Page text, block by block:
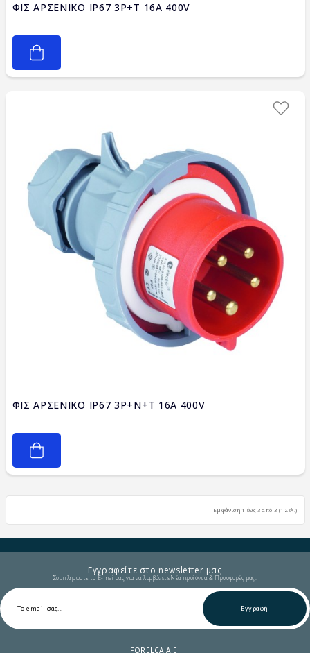
ΦΙΣ ΑΡΣΕΝΙΚΟ IP67 3P+T 16A 400V
ΦΙΣ ΑΡΣΕΝΙΚΟ IP67 3P+N+T 16A 400V
Εμφάνιση 1 έως 3 από 3 (1 Σελ.)
Εγγραφείτε στο newsletter μας
Συμπληρώστε το E-mail σας για να λαμβάνετε Νέα προϊόντα & Προσφορές μας.
Εγγραφή
FORELCA A.E.